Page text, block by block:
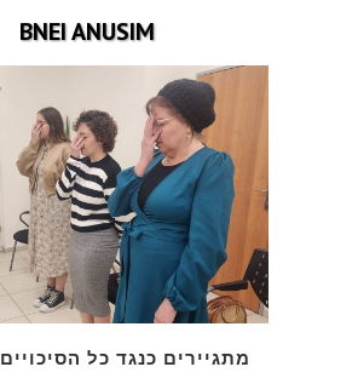
BNEI ANUSIM
מתגיירים כנגד כל הסיכויים